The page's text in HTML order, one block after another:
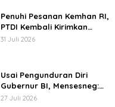
Penuhi Pesanan Kemhan RI,
PTDI Kembali Kirimkan
Pesawat NC212i ke Pangkalan
31 Juli 2026
Usai Pengunduran Diri
Gubernur BI, Mensesneg:
Segera Terbit Keppres
27 Juli 2026